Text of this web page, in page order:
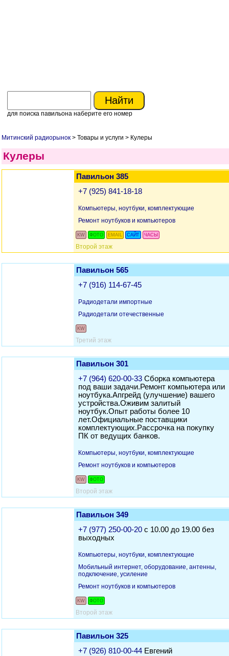
для поиска павильона наберите его номер
Митинский радиорынок > Товары и услуги > Кулеры
Кулеры
Павильон 385
+7 (925) 841-18-18
Компьютеры, ноутбуки, комплектующие
Ремонт ноутбуков и компьютеров
KW ФОТО EMAIL САЙТ ЧАСЫ
Второй этаж
Павильон 565
+7 (916) 114-67-45
Радиодетали импортные
Радиодетали отечественные
KW
Третий этаж
Павильон 301
+7 (964) 620-00-33 Сборка компьютера
под ваши задачи.Ремонт компьютера или
ноутбука.Апгрейд (улучшение) вашего
устройства.Оживим залитый
ноутбук.Опыт работы более 10
лет.Официальные поставщики
комплектующих.Рассрочка на покупку
ПК от ведущих банков.
Компьютеры, ноутбуки, комплектующие
Ремонт ноутбуков и компьютеров
KW ФОТО
Второй этаж
Павильон 349
+7 (977) 250-00-20 с 10.00 до 19.00 без
выходных
Компьютеры, ноутбуки, комплектующие
Мобильный интернет, оборудование, антенны,
подключение, усиление
Ремонт ноутбуков и компьютеров
KW ФОТО
Второй этаж
Павильон 325
+7 (926) 810-00-44 Евгений